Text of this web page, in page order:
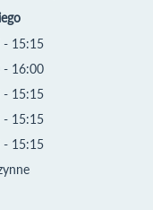
- 15:15
- 16:00
- 15:15
- 15:15
- 15:15